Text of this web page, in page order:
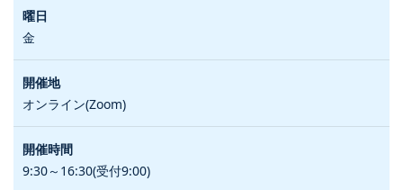
金
オンライン(Zoom)
9:30～16:30(受付9:00)